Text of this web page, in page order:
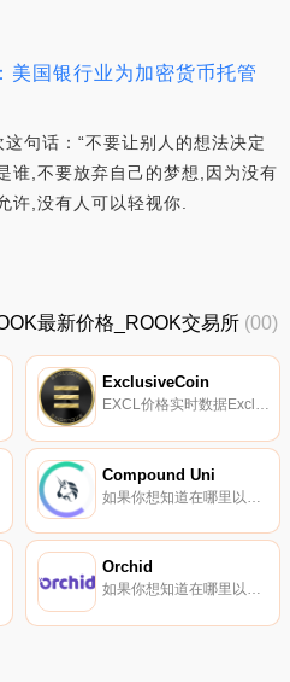
美国银行业为加密货币托管
句话：“不要让别人的想法决定
谁,不要放弃自己的梦想,因为没有
许,没有人可以轻视你.
最新价格_ROOK交易所 (00)
ExclusiveCoin
EXCL价格实时数据ExclusiveCoin（EXCL）是一种加密货币。用户可以通过挖掘过程生成EXCL。ExclusiveCoin的电流供应量为5851627。最近已知的ExclusiveCoin价格为0.00067136美元,在过去24小时内上涨了0.00.
Compound Uni
Orchid
如果你想知道在哪里以当前价格购买Orchid,目前交易{Orchid]股票的顶级加密货币交易所是Binance、OKX、Bitrue、CoinW和Bitget。您可以在我们的加密货币交易所页面上找到其他列表.